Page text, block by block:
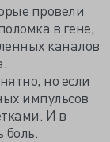
провели
в гене,
каналов
но если
импульсов
И в